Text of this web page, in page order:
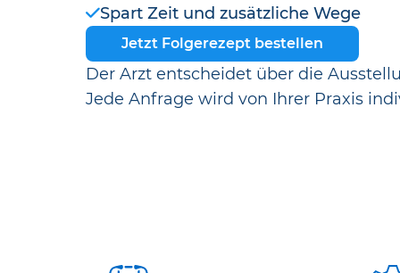
Spart Zeit und zusätzliche Wege
Jetzt Folgerezept bestellen
Der Arzt entscheidet über die
Jede Anfrage wird von Ihrer Praxis